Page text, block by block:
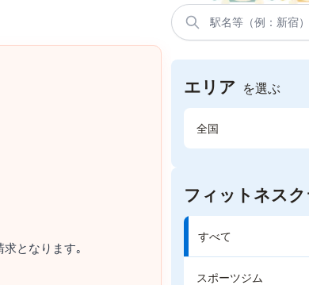
となります｡
エリア を選ぶ
全国
フィットネス
すべて
スポーツジム